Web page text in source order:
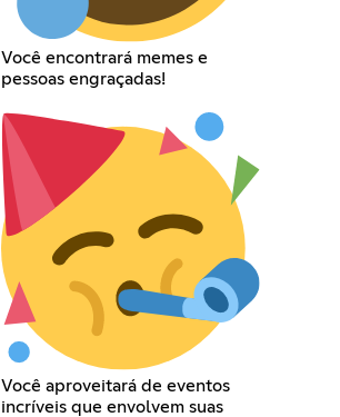
Você encontrará memes e
pessoas engraçadas!
Você aproveitará de eventos
incríveis que envolvem suas